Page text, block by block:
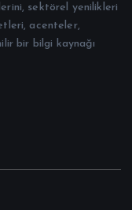
sektörel yenilikleri
acenteler,
bir bilgi kaynağı